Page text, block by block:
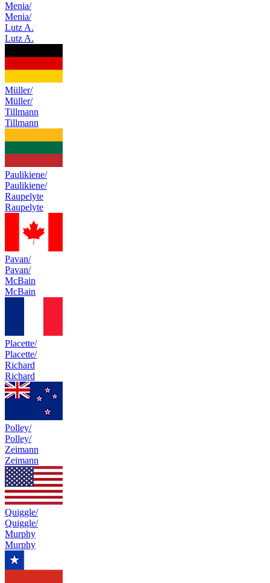
Menia/
Menia/
Lutz A.
Lutz A.
Müller/
Müller/
Tillmann
Tillmann
Paulikiene/
Paulikiene/
Raupelyte
Raupelyte
Pavan/
Pavan/
McBain
McBain
Placette/
Placette/
Richard
Richard
Polley/
Polley/
Zeimann
Zeimann
Quiggle/
Quiggle/
Murphy
Murphy